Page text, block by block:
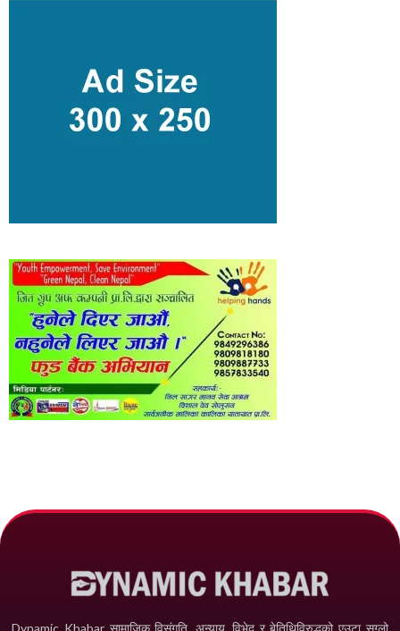
Dynamic Khabar सामाजिक विसंगति, अन्याय, विभेद­ र बेतिथिविरुद्धको एउटा सग्लो